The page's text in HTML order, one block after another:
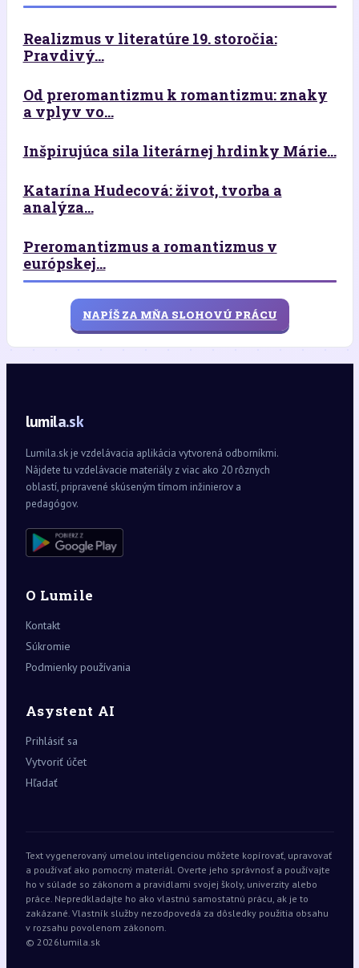
Realizmus v literatúre 19. storočia:
Pravdivý...
Od preromantizmu k romantizmu: znaky
a vplyv vo...
Inšpirujúca sila literárnej hrdinky Márie...
Katarína Hudecová: život, tvorba a
analýza...
Preromantizmus a romantizmus v
európskej...
NAPÍŠ ZA MŇA SLOHOVÚ PRÁCU
lumila.sk
Lumila.sk je vzdelávacia aplikácia vytvorená odborníkmi.
Nájdete tu vzdelávacie materiály z viac ako 20 rôznych
oblastí, pripravené skúseným tímom inžinierov a
pedagógov.
O Lumile
Kontakt
Súkromie
Podmienky používania
Asystent AI
Prihlásiť sa
Vytvoriť účet
Hľadať
Text vygenerovaný umelou inteligenciou môžete kopírovať, upravovať
a používať ako pomocný materiál. Overte jeho správnosť a používajte
ho v súlade so zákonom a pravidlami svojej školy, univerzity alebo
práce. Nepredkladajte ho ako vlastnú samostatnú prácu, ak je to
zakázané. Vlastník služby nezodpovedá za dôsledky použitia obsahu
v rozsahu povolenom zákonom.
© 2026lumila.sk